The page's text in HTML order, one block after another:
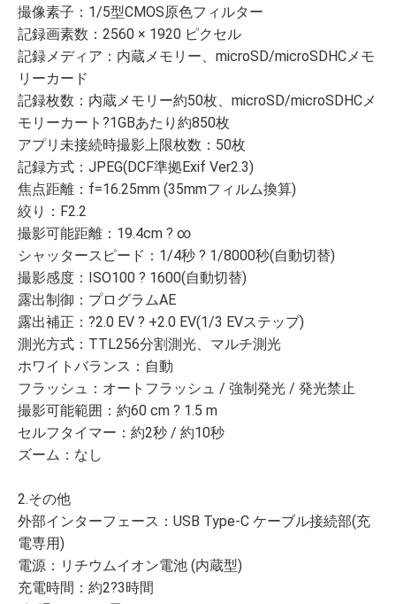
撮像素子：1/5型CMOS原色フィルター
記録画素数：2560 × 1920 ピクセル
記録メディア：内蔵メモリー、microSD/microSDHCメモ
リーカード
記録枚数：内蔵メモリー約50枚、microSD/microSDHCメ
モリーカート?1GBあたり約850枚
アプリ未接続時撮影上限枚数：50枚
記録方式：JPEG(DCF準拠Exif Ver2.3)
焦点距離：f=16.25mm (35mmフィルム換算)
絞り：F2.2
撮影可能距離：19.4cm ? ∞
シャッタースピード：1/4秒 ? 1/8000秒(自動切替)
撮影感度：ISO100 ? 1600(自動切替)
露出制御：プログラムAE
露出補正：?2.0 EV ? +2.0 EV(1/3 EVステップ)
測光方式：TTL256分割測光、マルチ測光
ホワイトバランス：自動
フラッシュ：オートフラッシュ / 強制発光 / 発光禁止
撮影可能範囲：約60 cm ? 1.5 m
セルフタイマー：約2秒 / 約10秒
ズーム：なし
2.その他
外部インターフェース：USB Type-C ケーブル接続部(充
電専用)
電源：リチウムイオン電池 (内蔵型)
充電時間：約2?3時間